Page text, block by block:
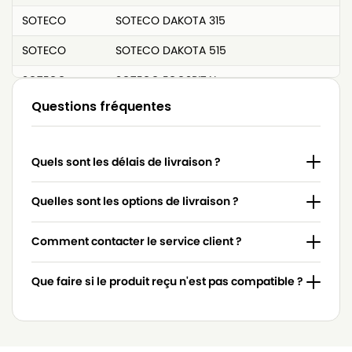
SOTECO
SOTECO DAKOTA 315
SOTECO
SOTECO DAKOTA 515
SOTECO
SOTECO ECOSPITAL
SOTECO
SOTECO EUROPA 303E
SOTECO
SOTECO EUROPA 315E
SOTECO
SOTECO EUROPA 515
SOTECO
SOTECO FREE YES 515
SOTECO
SOTECO G27 EP
SOTECO
SOTECO G28 EP
Questions fréquentes
Quels sont les délais de livraison ?
Quelles sont les options de livraison ?
Comment contacter le service client ?
Que faire si le produit reçu n'est pas compatible ?